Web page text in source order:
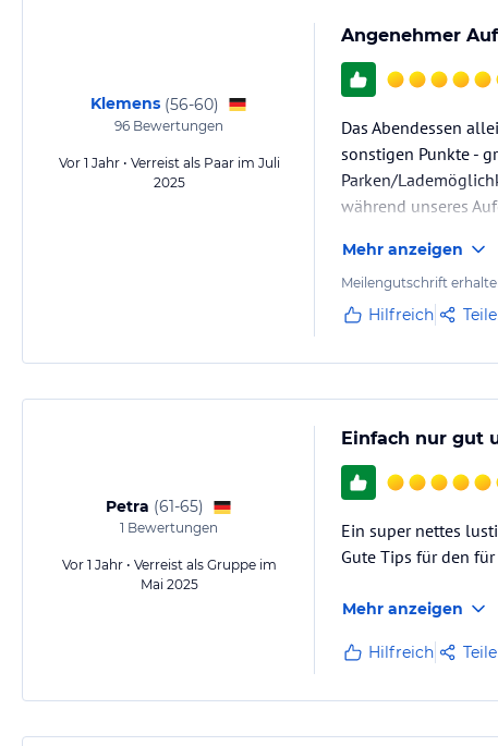
Gewähr und ohne Prüfung durch HolidayCheck. Bitte lies vor der
Klemens (56-60)
96 Bewertungen
Vor 1 Jahr • Verreist als Paar im Juli
2025
Angenehmer
Das Abendessen
sonstigen Punkte -
Parken/
während unseres
Mehr anzeigen
Meilengutschrift
Hilfreich
Petra (61-65)
1 Bewertungen
Vor 1 Jahr • Verreist als Gruppe im
Mai 2025
Einfach nur gut
Ein super nettes
Gute Tips für den
Mehr anzeigen
Hilfreich